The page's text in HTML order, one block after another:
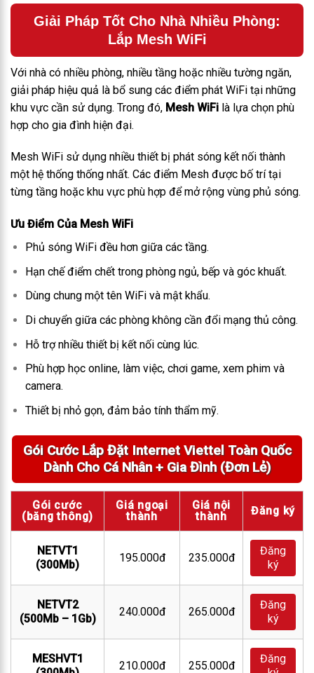
Giải Pháp Tốt Cho Nhà Nhiều Phòng:
Lắp Mesh WiFi
Với nhà có nhiều phòng, nhiều tầng hoặc nhiều tường ngăn,
giải pháp hiệu quả là bổ sung các điểm phát WiFi tại những
khu vực cần sử dụng. Trong đó, Mesh WiFi là lựa chọn phù
hợp cho gia đình hiện đại.
Mesh WiFi sử dụng nhiều thiết bị phát sóng kết nối thành
một hệ thống thống nhất. Các điểm Mesh được bố trí tại
từng tầng hoặc khu vực phù hợp để mở rộng vùng phủ sóng.
Ưu Điểm Của Mesh WiFi
Phủ sóng WiFi đều hơn giữa các tầng.
Hạn chế điểm chết trong phòng ngủ, bếp và góc khuất.
Dùng chung một tên WiFi và mật khẩu.
Di chuyển giữa các phòng không cần đổi mạng thủ công.
Hỗ trợ nhiều thiết bị kết nối cùng lúc.
Phù hợp học online, làm việc, chơi game, xem phim và
camera.
Thiết bị nhỏ gọn, đảm bảo tính thẩm mỹ.
Gói Cước Lắp Đặt Internet Viettel Toàn Quốc
Dành Cho Cá Nhân + Gia Đình (Đơn Lẻ)
Gói cước
(băng thông)
Giá ngoại
thành
Giá nội
thành
Đăng ký
NETVT1
(300Mb)
195.000đ 235.000đ
Đăng
ký
NETVT2
(500Mb – 1Gb)
240.000đ 265.000đ
Đăng
ký
MESHVT1
210.000đ 255.000đ
Đăng